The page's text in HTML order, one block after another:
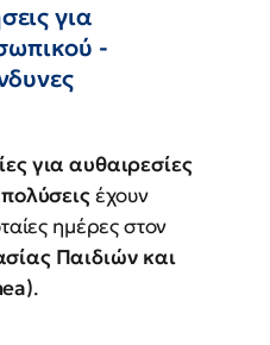
για
-
για αυθαιρεσίες
έχουν
ημέρες στον
Παιδιών και
.